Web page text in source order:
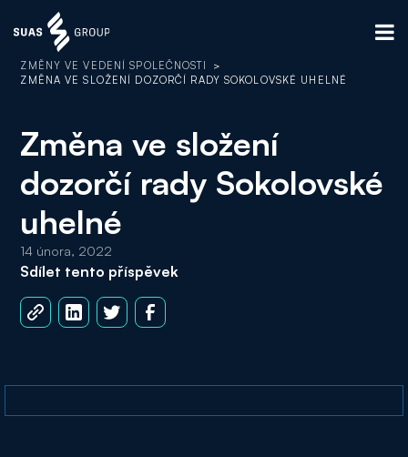
ZMĚNY VE VEDENÍ SPOLEČNOSTI
>
ZMĚNA VE SLOŽENÍ DOZORČÍ RADY SOKOLOVSKÉ UHELNÉ
Změna ve složení
dozorčí rady Sokolovské
uhelné
14 února, 2022
Sdílet tento příspěvek